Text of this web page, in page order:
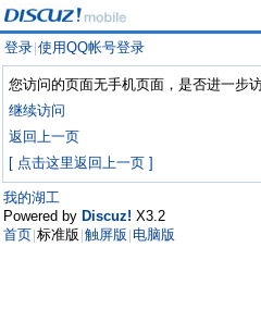
登录 使用QQ帐号登录
您访问的页面无手机页面，是否进一步
继续访问
返回上一页
[ 点击这里返回上一页 ]
我的湖工
Powered by Discuz! X3.2
首页 标准版 触屏版 电脑版